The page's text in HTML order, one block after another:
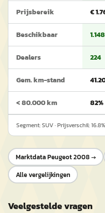
Prijsbereik €
Beschikbaar 1.148
Dealers 224
Gem. km-stand
< 80.000 km 82%
Segment:SUV· Prijsverschil:16.8
MarktdataPeugeot 2008→
Alle vergelijkingen
Veelgestelde vragen